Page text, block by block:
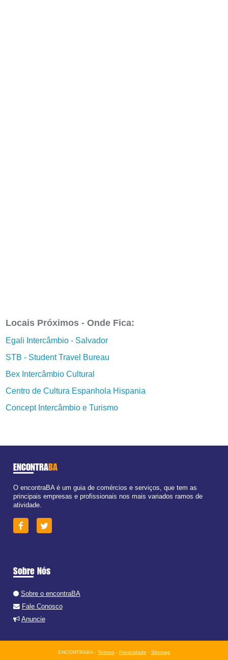
Locais Próximos - Onde Fica:
Egali Intercâmbio - Salvador
STB - Student Travel Bureau
Bex Intercâmbio Cultural
Centro de Cultura Espanhola Hispania
Concept Intercâmbio e Turismo
ENCONTRABA
O encontraBA é um guia de comércios e serviços, que tem as
principais empresas e profissionais nos mais variados ramos de
atividade.
Sobre Nós
Sobre o encontraBA
Fale Conosco
Anuncie
ENCONTRABA - Termos- Privacidade - Sitemap